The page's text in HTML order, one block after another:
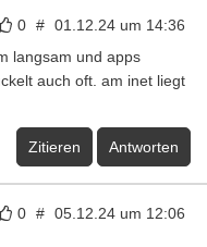
0 # 01.12.24 um 14:36
langsam und apps
auch oft. am inet liegt
Zitieren Antworten
0 # 05.12.24 um 12:06